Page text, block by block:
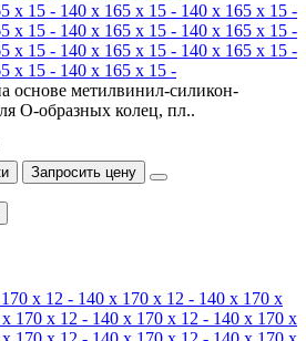
x 15 - 140 x 165 x 15 - 140 x 165 x 15 -
x 15 - 140 x 165 x 15 - 140 x 165 x 15 -
x 15 - 140 x 165 x 15 - 140 x 165 x 15 -
x 15 - 140 x 165 x 15 -
основе метилвинил-силикон-
О-образных колец, пл..
Запросить цену